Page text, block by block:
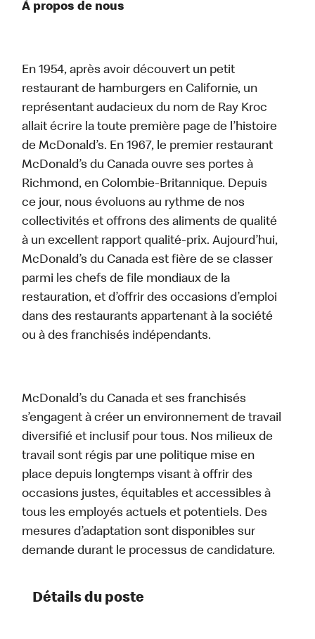
À propos de nous
En 1954, après avoir découvert un petit
restaurant de hamburgers en Californie, un
représentant audacieux du nom de Ray Kroc
allait écrire la toute première page de l’histoire
de McDonald’s. En 1967, le premier restaurant
McDonald’s du Canada ouvre ses portes à
Richmond, en Colombie-Britannique. Depuis
ce jour, nous évoluons au rythme de nos
collectivités et offrons des aliments de qualité
à un excellent rapport qualité-prix. Aujourd’hui,
McDonald’s du Canada est fière de se classer
parmi les chefs de file mondiaux de la
restauration, et d’offrir des occasions d’emploi
dans des restaurants appartenant à la société
ou à des franchisés indépendants.
McDonald’s du Canada et ses franchisés
s’engagent à créer un environnement de travail
diversifié et inclusif pour tous. Nos milieux de
travail sont régis par une politique mise en
place depuis longtemps visant à offrir des
occasions justes, équitables et accessibles à
tous les employés actuels et potentiels. Des
mesures d’adaptation sont disponibles sur
demande durant le processus de candidature.
Détails du poste